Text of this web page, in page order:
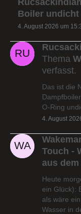
Boiler undicht
4. August 2026 um
Thema
verfasst.
Das ist die
O-Ring
4. August
Touch -
aus
Heute
ein Glück):
als wäre
Wasser in